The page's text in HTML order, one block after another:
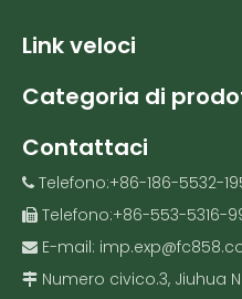
Link veloci
Categoria di
Contattaci
 Telefono:+86-186-5532-
 Telefono:+86-553-5316-
 E-mail:
 Numero civico.3, Jiuhua